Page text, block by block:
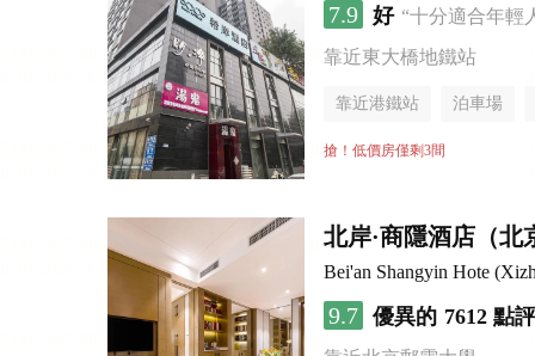
7.9 好 “十分適合年輕
靠近東大橋地鐵站
靠近港鐵站 泊車場
搶！低價房僅剩3間
北岸·商隱酒店（北
Bei'an Shangyin Hote
9.7 優異的 7612 點評